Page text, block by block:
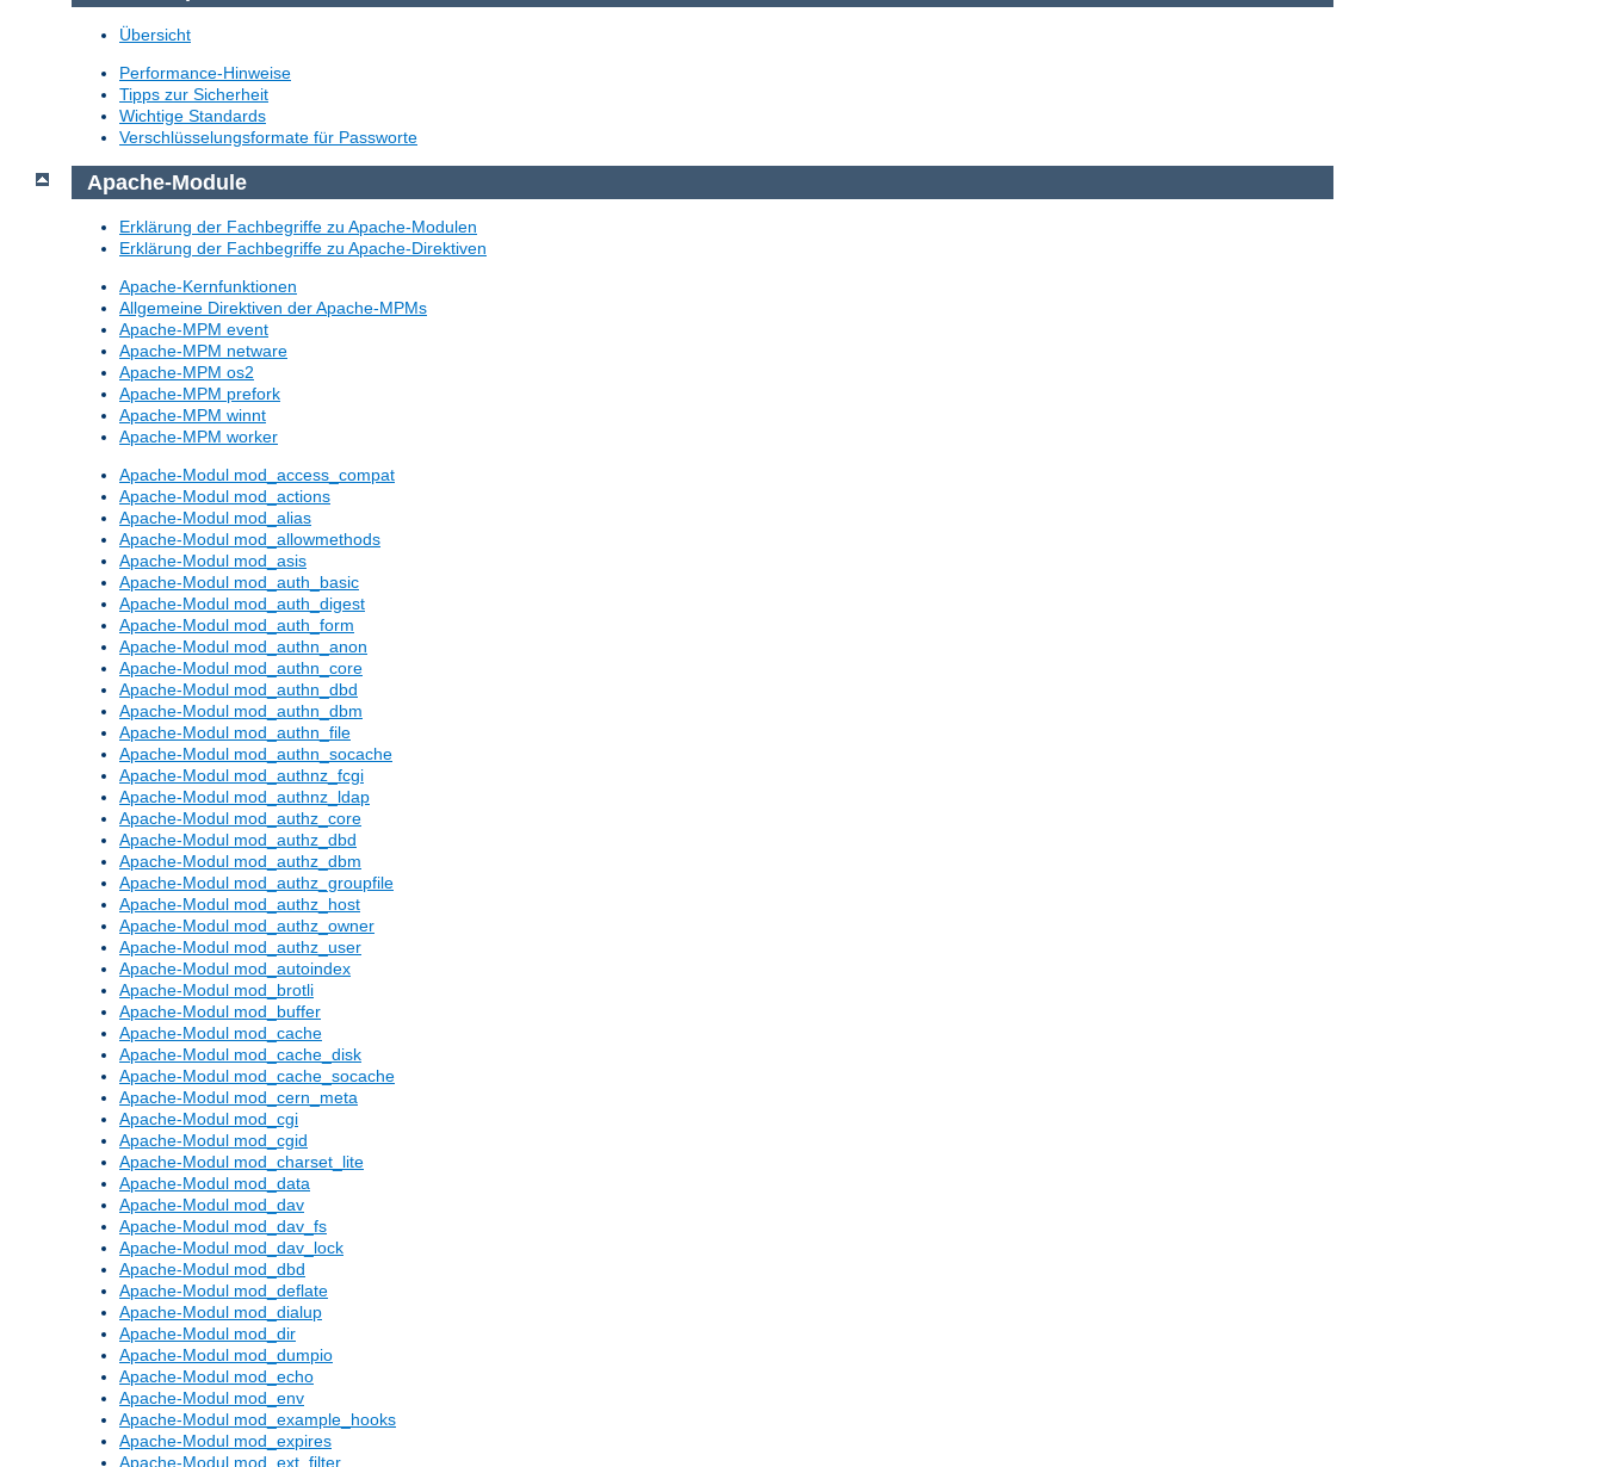
Übersicht
Performance-Hinweise
Tipps zur Sicherheit
Wichtige Standards
Verschlüsselungsformate für Passworte
Apache-Module
Erklärung der Fachbegriffe zu Apache-Modulen
Erklärung der Fachbegriffe zu Apache-Direktiven
Apache-Kernfunktionen
Allgemeine Direktiven der Apache-MPMs
Apache-MPM event
Apache-MPM netware
Apache-MPM os2
Apache-MPM prefork
Apache-MPM winnt
Apache-MPM worker
Apache-Modul mod_access_compat
Apache-Modul mod_actions
Apache-Modul mod_alias
Apache-Modul mod_allowmethods
Apache-Modul mod_asis
Apache-Modul mod_auth_basic
Apache-Modul mod_auth_digest
Apache-Modul mod_auth_form
Apache-Modul mod_authn_anon
Apache-Modul mod_authn_core
Apache-Modul mod_authn_dbd
Apache-Modul mod_authn_dbm
Apache-Modul mod_authn_file
Apache-Modul mod_authn_socache
Apache-Modul mod_authnz_fcgi
Apache-Modul mod_authnz_ldap
Apache-Modul mod_authz_core
Apache-Modul mod_authz_dbd
Apache-Modul mod_authz_dbm
Apache-Modul mod_authz_groupfile
Apache-Modul mod_authz_host
Apache-Modul mod_authz_owner
Apache-Modul mod_authz_user
Apache-Modul mod_autoindex
Apache-Modul mod_brotli
Apache-Modul mod_buffer
Apache-Modul mod_cache
Apache-Modul mod_cache_disk
Apache-Modul mod_cache_socache
Apache-Modul mod_cern_meta
Apache-Modul mod_cgi
Apache-Modul mod_cgid
Apache-Modul mod_charset_lite
Apache-Modul mod_data
Apache-Modul mod_dav
Apache-Modul mod_dav_fs
Apache-Modul mod_dav_lock
Apache-Modul mod_dbd
Apache-Modul mod_deflate
Apache-Modul mod_dialup
Apache-Modul mod_dir
Apache-Modul mod_dumpio
Apache-Modul mod_echo
Apache-Modul mod_env
Apache-Modul mod_example_hooks
Apache-Modul mod_expires
Apache-Modul mod_ext_filter